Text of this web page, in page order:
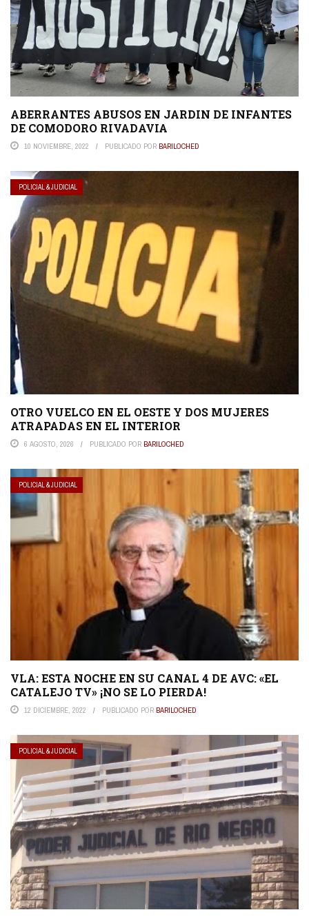
ABERRANTES ABUSOS EN JARDIN DE INFANTES
DE COMODORO RIVADAVIA
10 NOVIEMBRE, 2022 PUBLICADO POR BARILOCHED
POLICIAL & JUDICIAL
OTRO VUELCO EN EL OESTE Y DOS MUJERES
ATRAPADAS EN EL INTERIOR
6 AGOSTO, 2026 PUBLICADO POR BARILOCHED
POLICIAL & JUDICIAL
VLA: ESTA NOCHE EN SU CANAL 4 DE AVC: «EL
CATALEJO TV» ¡NO SE LO PIERDA!
12 DICIEMBRE, 2022 PUBLICADO POR BARILOCHED
POLICIAL & JUDICIAL